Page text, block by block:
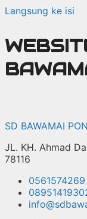
Langsung ke isi
SD BAWAMAI
JL. KH. Ahmad
78116
0561574269